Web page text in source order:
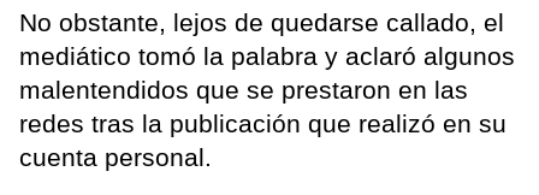
No obstante, lejos de quedarse callado, el
mediático tomó la palabra y aclaró algunos
malentendidos que se prestaron en las
redes tras la publicación que realizó en su
cuenta personal.